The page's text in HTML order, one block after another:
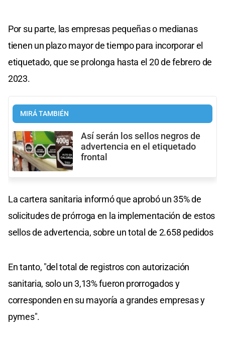
Por su parte, las empresas pequeñas o medianas
tienen un plazo mayor de tiempo para incorporar el
etiquetado, que se prolonga hasta el 20 de febrero de
2023.
MIRÁ TAMBIÉN
Así serán los sellos negros de
advertencia en el etiquetado
frontal
La cartera sanitaria informó que aprobó un 35% de
solicitudes de prórroga en la implementación de estos
sellos de advertencia, sobre un total de 2.658 pedidos
En tanto, "del total de registros con autorización
sanitaria, solo un 3,13% fueron prorrogados y
corresponden en su mayoría a grandes empresas y
pymes".